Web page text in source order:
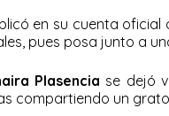
en su cuenta oficial
pues posa junto a
Plasencia se dejó
compartiendo un